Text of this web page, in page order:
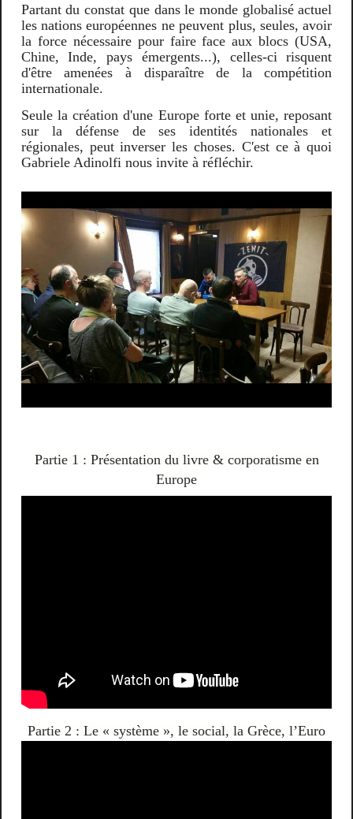
Partant du constat que dans le monde globalisé actuel
les nations européennes ne peuvent plus, seules, avoir
la force nécessaire pour faire face aux blocs (USA,
Chine, Inde, pays émergents...), celles-ci risquent
d'être amenées à disparaître de la compétition
internationale.
Seule la création d'une Europe forte et unie, reposant
sur la défense de ses identités nationales et
régionales, peut inverser les choses. C'est ce à quoi
Gabriele Adinolfi nous invite à réfléchir.
Partie 1 : Présentation du livre & corporatisme en
Europe
Partie 2 : Le « système », le social, la Grèce, l’Euro